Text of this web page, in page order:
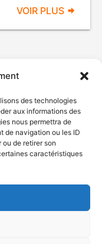
des technologies
aux informations des
nous permettra de
de navigation ou les ID
de retirer son
caractéristiques
VOIR PLUS
2026